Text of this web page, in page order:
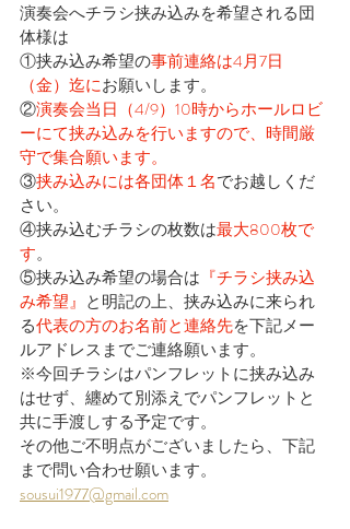
演奏会へチラシ挟み込みを希望される団
体様は
①挟み込み希望の事前連絡は4月7日
（金）迄にお願いします。
②演奏会当日（4/9）10時からホールロビ
ーにて挟み込みを行いますので、時間厳
守で集合願います。
③挟み込みには各団体１名でお越しくだ
さい。
④挟み込むチラシの枚数は最大800枚で
す。
⑤挟み込み希望の場合は 『チラシ挟み込
み希望』 と明記の上、挟み込みに来られ
る代表の方のお名前と連絡先を下記メー
ルアドレスまでご連絡願います。
※今回チラシはパンフレットに挟み込み
はせず、纏めて別添えでパンフレットと
共に手渡しする予定です。
その他ご不明点がございましたら、下記
まで問い合わせ願います。
sousui1977@gmail.com